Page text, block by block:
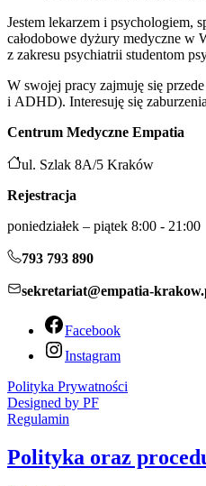
Jestem leka­rzem i psy­cho­lo­giem,
cało­do­bo­we dyżu­ry medycz­ne w
z zakre­su psy­chia­trii stu­den­tom
W swo­jej pra­cy zaj­mu­ję się
i ADHD). Interesuję się
Centrum Medyczne Empatia
ul. Szlak 8A/5 Kraków
Rejestracja
poniedziałek – piątek 8:00 - 21:00
793 793 890
sekretariat@empatia-
Facebook
Instagram
Polityka Prywatności
Designed by PF
Regulamin
Polityka oraz